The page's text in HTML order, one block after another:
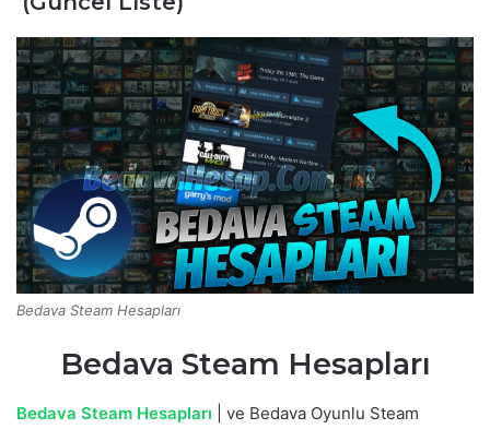
Bedava Steam Hesapları
Bedava Steam Hesapları
Bedava Steam Hesapları | ve Bedava Oyunlu Steam